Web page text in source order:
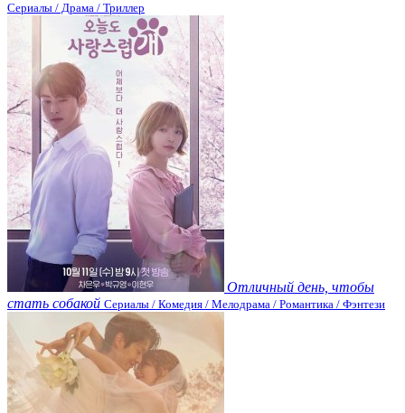
Сериалы / Драма / Триллер
Отличный день, чтобы
стать собакой Сериалы / Комедия / Мелодрама / Романтика / Фэнтези